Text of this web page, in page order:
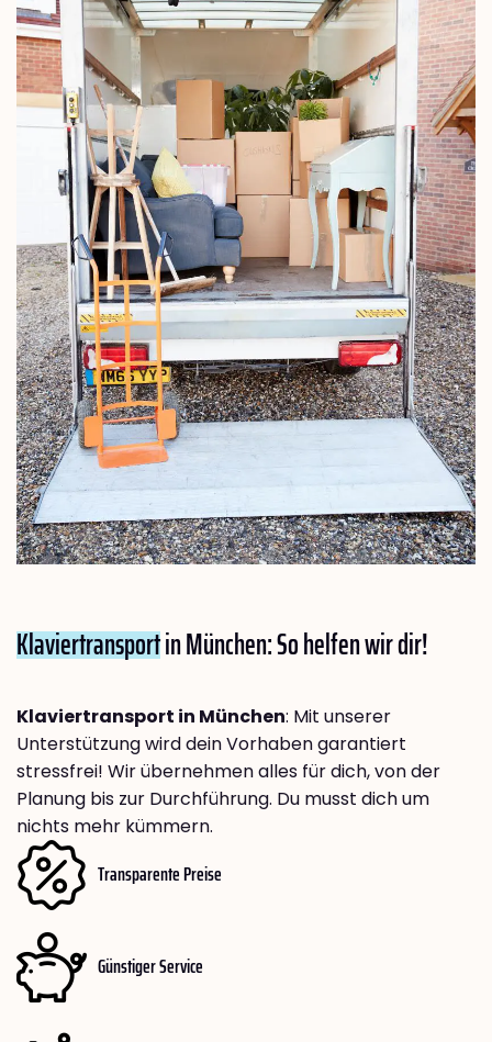
Klaviertransportin München: So helfen wir dir!
Klaviertransport in München: Mit unserer
Unterstützung wird dein Vorhaben garantiert
stressfrei! Wir übernehmen alles für dich, von der
Planung bis zur Durchführung. Du musst dich um
nichts mehr kümmern.
Transparente Preise
Günstiger Service